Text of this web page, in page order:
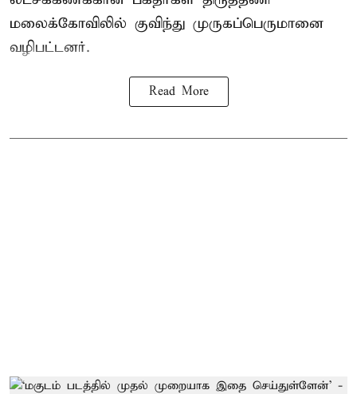
மலைக்கோவிலில் குவிந்து முருகப்பெருமானை
வழிபட்டனர்.
Read More